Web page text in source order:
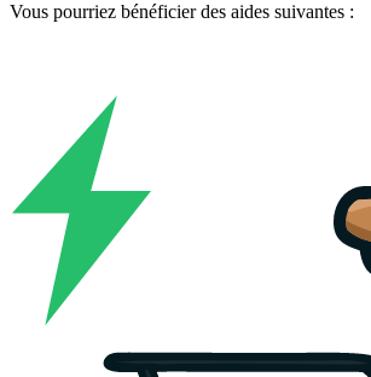
Vous pourriez bénéficier des aides suivantes :